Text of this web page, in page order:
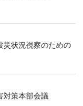
災状況視察のための
対策本部会議